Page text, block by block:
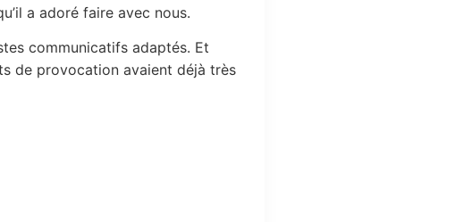
a adoré faire avec nous.
communicatifs adaptés. Et
de provocation avaient déjà très